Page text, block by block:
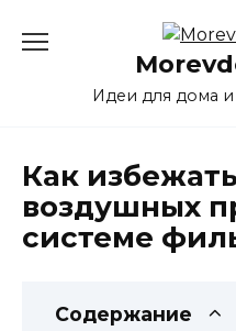
Идеи для дома
Как
воздушных
системе
Содержание